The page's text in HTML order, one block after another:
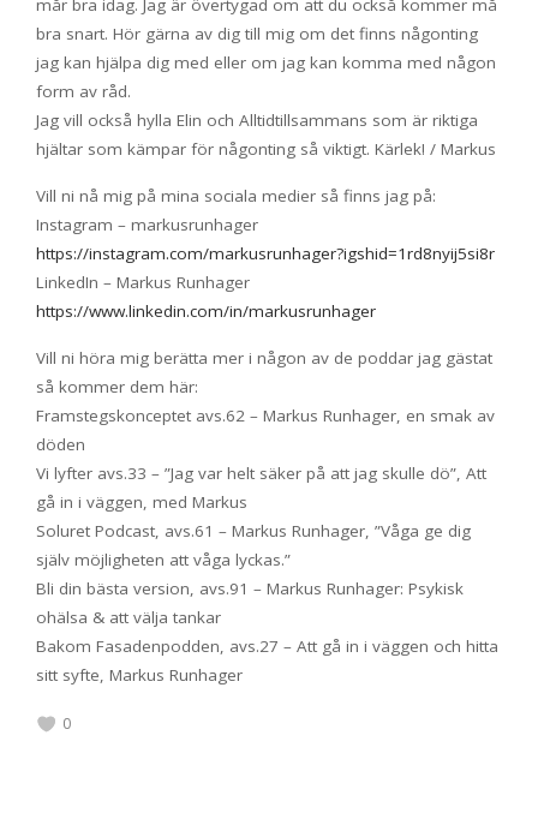
mår bra idag. Jag är övertygad om att du också kommer må
bra snart. Hör gärna av dig till mig om det finns någonting
jag kan hjälpa dig med eller om jag kan komma med någon
form av råd.
Jag vill också hylla Elin och Alltidtillsammans som är riktiga
hjältar som kämpar för någonting så viktigt. Kärlek! / Markus
Vill ni nå mig på mina sociala medier så finns jag på:
Instagram – markusrunhager
https://instagram.com/markusrunhager?igshid=1rd8nyij5si8r
LinkedIn – Markus Runhager
https://www.linkedin.com/in/markusrunhager
Vill ni höra mig berätta mer i någon av de poddar jag gästat
så kommer dem här:
Framstegskonceptet avs.62 – Markus Runhager, en smak av
döden
Vi lyfter avs.33 – ”Jag var helt säker på att jag skulle dö”, Att
gå in i väggen, med Markus
Soluret Podcast, avs.61 – Markus Runhager, ”Våga ge dig
själv möjligheten att våga lyckas.”
Bli din bästa version, avs.91 – Markus Runhager: Psykisk
ohälsa & att välja tankar
Bakom Fasadenpodden, avs.27 – Att gå in i väggen och hitta
sitt syfte, Markus Runhager
0